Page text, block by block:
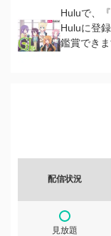
Huluで、『
Huluに登
鑑賞できま
配信状況
見放題